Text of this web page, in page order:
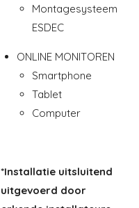
Montagesysteem
ESDEC
ONLINE MONITOREN
Smartphone
Tablet
Computer
*Installatie uitsluitend
uitgevoerd door